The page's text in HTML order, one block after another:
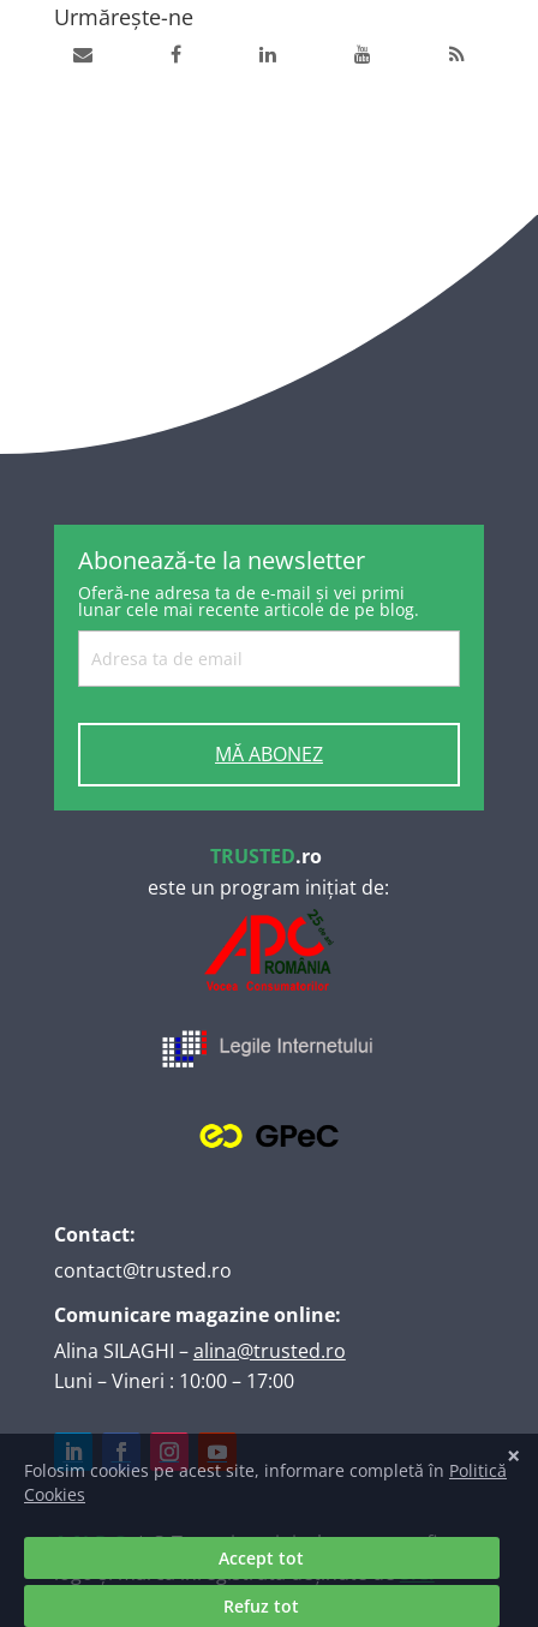
Urmărește-ne
Abonează-te la newsletter
Oferă-ne adresa ta de e-mail și vei primi
lunar cele mai recente articole de pe blog.
MĂ ABONEZ
TRUSTED.ro
este un program inițiat de:
Contact:
contact@trusted.ro
Comunicare magazine online:
Alina SILAGHI –alina@trusted.ro
Luni – Vineri : 10:00 – 17:00
A.N.P.C.| © Texte, imagini, elemente grafice,
logo și marcă înregistrată deținute deS.C.
TRUSTED INTERNET SRL. Raportări ale